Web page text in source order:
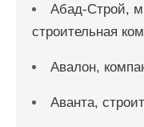
Абад-Строй,
строительная
Авалон,
Аванта,